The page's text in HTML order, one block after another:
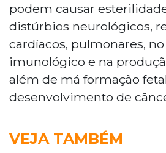
podem causar
distúrbios neurológicos,
cardíacos, pulmonares,
imunológico e na
além de má formação
desenvolvimento de
VEJA TAMBÉM